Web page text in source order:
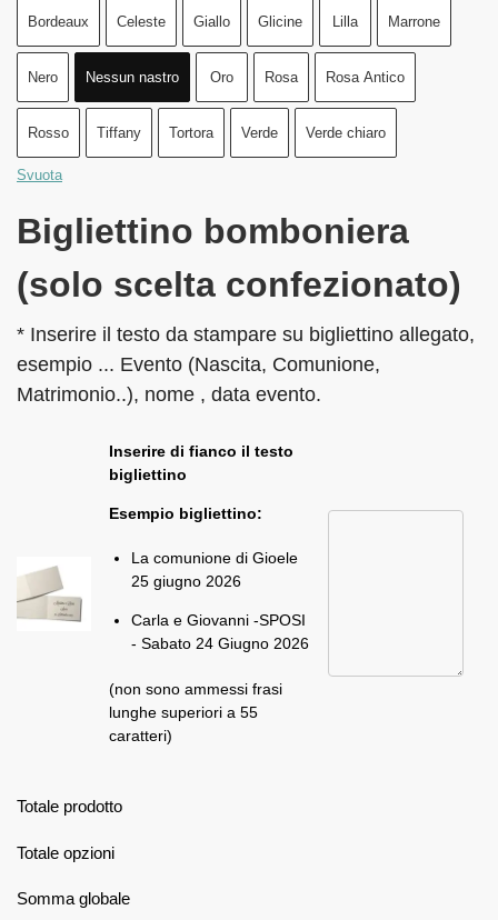
Bordeaux Celeste Giallo Glicine Lilla Marrone
Nero Nessun nastro Oro Rosa Rosa Antico
Rosso Tiffany Tortora Verde Verde chiaro
Svuota
Bigliettino bomboniera
(solo scelta confezionato)
* Inserire il testo da stampare su bigliettino allegato,
esempio ... Evento (Nascita, Comunione,
Matrimonio..), nome , data evento.
Inserire di fianco il testo
bigliettino
Esempio bigliettino:
La comunione di Gioele
25 giugno 2026
Carla e Giovanni -SPOSI
- Sabato 24 Giugno 2026
(non sono ammessi frasi
lunghe superiori a 55
caratteri)
Totale prodotto
Totale opzioni
Somma globale